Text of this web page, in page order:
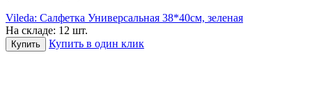
Vileda: Салфетка Универсальная 38*40см, зеленая
На складе: 12 шт.
Купить Купить в один клик